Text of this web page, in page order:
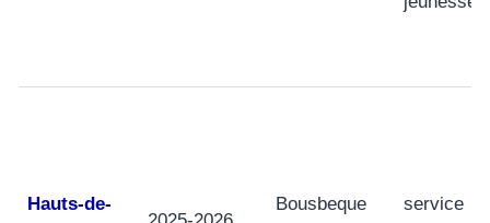
Hauts-de-
Bousbeque
service